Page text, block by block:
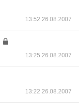
13:52 26.08.2007
13:25 26.08.2007
13:22 26.08.2007